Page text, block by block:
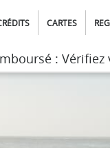
:
CARTES
: